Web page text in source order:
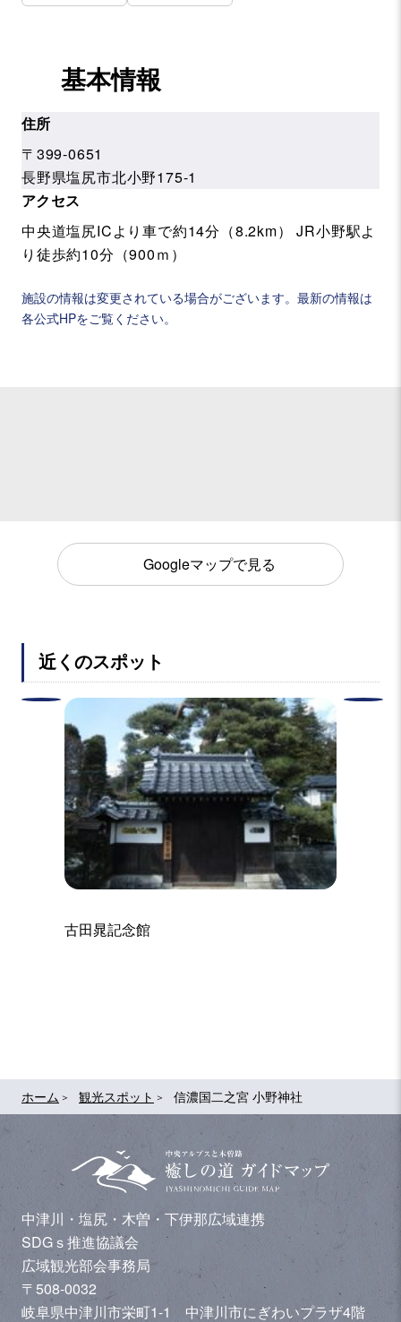
ホーム 観光スポット 信濃国二之宮 小野神社
基本情報
住所
〒399-0651
長野県塩尻市北小野175-1
アクセス
中央道塩尻ICより車で約14分（8.2km） JR小野駅よ
り徒歩約10分（900ｍ）
施設の情報は変更されている場合がございます。最新の情報は
各公式HPをご覧ください。
Googleマップで見る
近くのスポット
古田晁記念館
中津川・塩尻・木曽・下伊那広域連携
SDGｓ推進協議会
広域観光部会事務局
〒508-0032
岐阜県中津川市栄町1-1 中津川市にぎわいプラザ4階